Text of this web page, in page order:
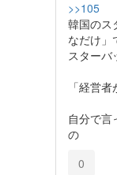
>>105
韓国のス
なだけ」
スターバ
「経営
自分で言
の
0